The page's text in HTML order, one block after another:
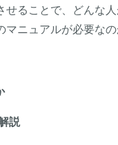
せることで、どんな
マニュアルが必要な
説